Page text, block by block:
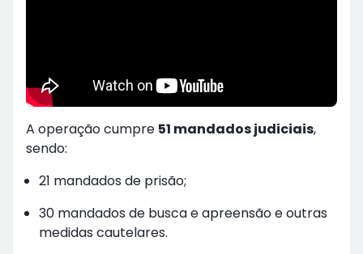
A operação cumpre 51 mandados judiciais,
sendo:
21 mandados de prisão;
30 mandados de busca e apreensão e outras
medidas cautelares.